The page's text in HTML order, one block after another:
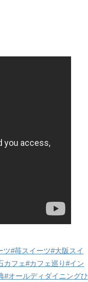
ツ#苺スイーツ#大阪スイ
カフェ#カフェ巡り#イン
#オールディダイニングひ